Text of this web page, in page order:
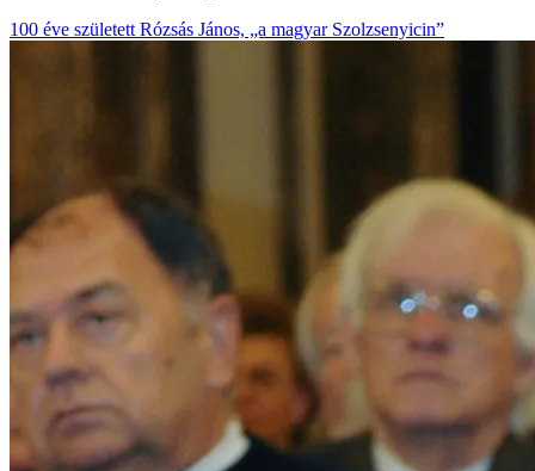
100 éve született Rózsás János, „a magyar Szolzsenyicin”